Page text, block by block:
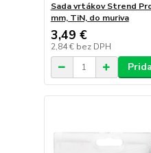
Sada vrtákov Strend
mm, TiN, do muriva
3,49 €
2,84 € bez DPH